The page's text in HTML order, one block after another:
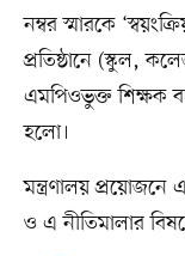
নম্বর স্মারকে
প্রতিষ্ঠানে (স্কুল,
এমপিওভুক্ত শিক্ষক
হলো।
মন্ত্রণালয় প্রয়োজনে
ও এ নীতিমালার